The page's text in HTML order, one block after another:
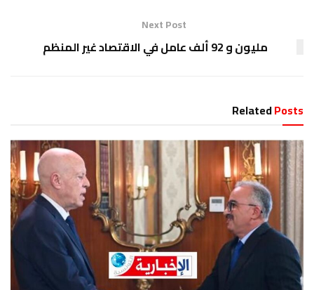
Next Post
مليون و 92 ألف عامل في الاقتصاد غير المنظم
RelatedPosts